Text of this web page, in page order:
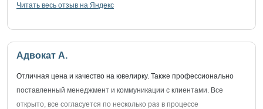
Читать весь отзыв на Яндекс
Адвокат А.
Отличная цена и качество на ювелирку. Также профессионально
поставленный менеджмент и коммуникации с клиентами. Все
открыто, все согласуется по несколько раз в процессе